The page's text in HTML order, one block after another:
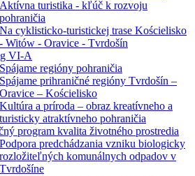
Aktívna turistika - kľúč k rozvoju
pohraničia
Na cyklisticko-turistickej trase Kościelisko
- Witów - Oravice - Tvrdošín
VI-A
Spájame regióny pohraničia
Spájame prihraničné regióny Tvrdošín –
Oravice – Kościelisko
Kultúra a príroda – obraz kreatívneho a
turisticky atraktívneho pohraničia
program kvalita životného prostredia
Podpora predchádzania vzniku biologicky
rozložiteľných komunálnych odpadov v
Tvrdošíne